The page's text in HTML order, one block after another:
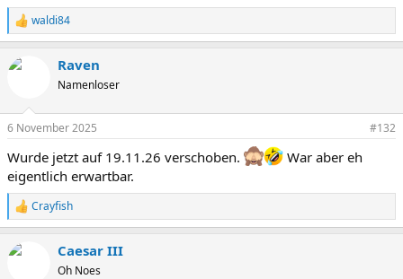
R
e
k
o
n
e
n
:
waldi84
Raven
Namenloser
6 November 2025 #132
Wurde jetzt auf 19.11.26 verschoben.
War aber eh
eigentlich erwartbar.
R
e
k
Crayfish
Caesar III
Oh Noes